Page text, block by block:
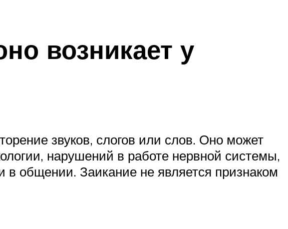
возникает у
звуков, слогов или слов. Оно может
нарушений в работе нервной системы,
в общении. Заикание не является признаком